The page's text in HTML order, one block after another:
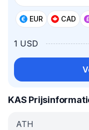
EUR CAD
1 USD
KAS
ATH